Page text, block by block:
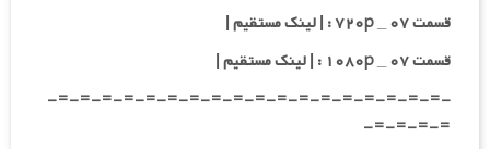
قسمت ۰۷ _ ۷۲۰p : | لینک مستقیم |
قسمت ۰۷ _ ۱۰۸۰p : | لینک مستقیم |
-=-=-=-=-=-=-=-=-=-=-=-=-=-=-=-=-=-=-
=-=-=-=-